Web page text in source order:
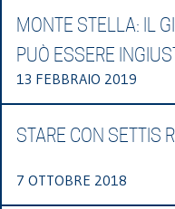
MONTE STELLA: IL
PUÒ ESSERE
13 FEBBRAIO 2019
STARE CON SETTIS
7 OTTOBRE 2018